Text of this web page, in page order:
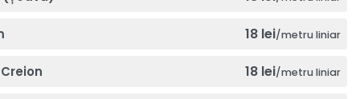
18 lei/metru liniar
18 lei/metru liniar